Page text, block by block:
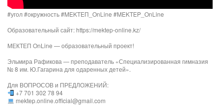
#угол #окружность #MEKTEП_OnLine #MEKTEP_OnLine
Образовательный сайт: https://mektep-online.kz/
МЕКТЕП OnLine — образовательный проект!
Эльмира Рафикова — преподаватель «Специализированная гимназия
№ 8 им. Ю.Гагарина для одаренных детей».
Для ВОПРОСОВ и ПРЕДЛОЖЕНИЙ:
+7 701 302 78 94
mektep.online.official@gmail.com